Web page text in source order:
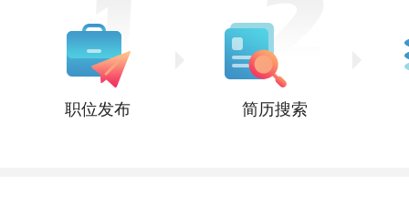
职位发布 简历搜索